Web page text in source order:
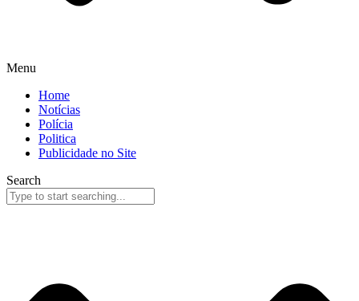
Menu
Home
Notícias
Polícia
Politica
Publicidade no Site
Search